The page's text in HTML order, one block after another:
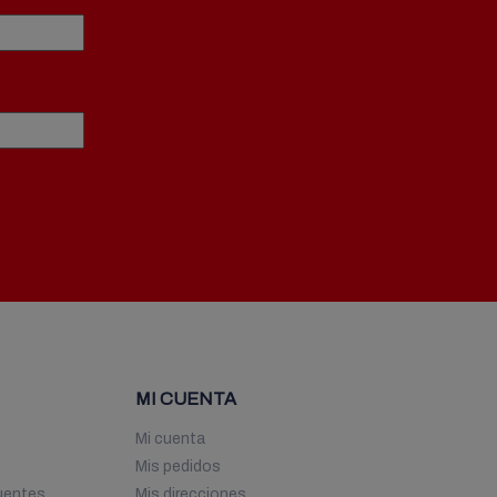
MI CUENTA
Mi cuenta
Mis pedidos